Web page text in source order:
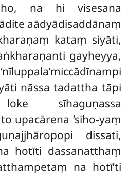
na hi visesana
aādyādisaddānaṃ
kataṃ siyāti,
gayheyya,
nāssa tadattha tāpi
sīhaguṇassa
upacārena ‘sīho-yaṃ
dissati,
hotīti dassanatthaṃ
na hotī’ti